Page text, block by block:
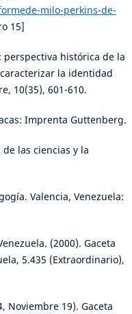
milo-perkins-de-
15]
perspectiva histórica de la
la identidad
10(35), 601-610.
Imprenta Guttenberg.
las ciencias y la
Valencia, Venezuela:
(2000). Gaceta
5.435 (Extraordinario),
Noviembre 19). Gaceta